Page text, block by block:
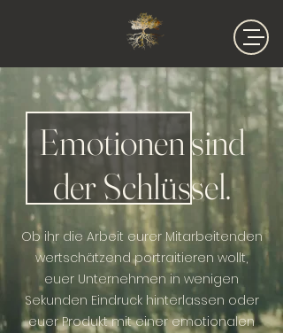
Emotionen sind
der Schlüssel.
Ob ihr die Arbeit eurer Mitarbeitenden
wertschätzend portraitieren wollt,
euer Unternehmen in wenigen
Sekunden Eindruck hinterlassen oder
euer Produkt mit einer emotionalen